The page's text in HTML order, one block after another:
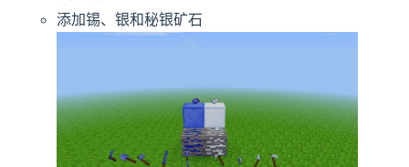
添加锡、银和秘银矿石